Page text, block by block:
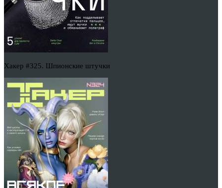
Хакер #325. Шпионские штучки